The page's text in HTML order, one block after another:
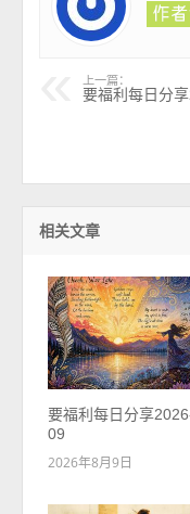
上一篇：
要福利每日分
相关文章
要福利每日分享
09
2026年8月9日